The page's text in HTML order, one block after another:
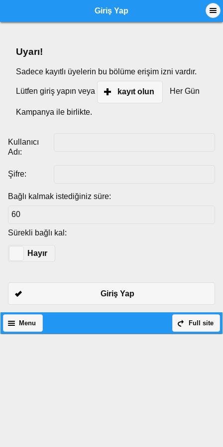
Giriş Yap
Uyarı!
Sadece kayıtlı üyelerin bu bölüme erişim izni vardır.
Lütfen giriş yapın veya kayıt olun Her Gün
Kampanya ile birlikte.
Kullanıcı
Adı:
Şifre:
Bağlı kalmak istediğiniz süre:
Sürekli bağlı kal:
Hayır
Giriş Yap
Full site
Menu